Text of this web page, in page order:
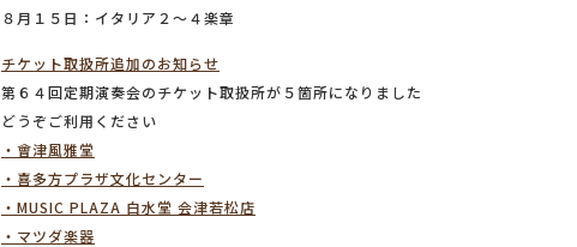
８月１５日：イタリア２～４楽章
チケット取扱所追加のお知らせ
第６４回定期演奏会のチケット取扱所が５箇所になりました
どうぞご利用ください
・會津風雅堂
・喜多方プラザ文化センター
・MUSIC PLAZA 白水堂 会津若松店
・マツダ楽器